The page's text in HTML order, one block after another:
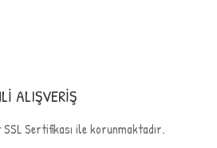
ALIŞVERİŞ
Sertifikası ile korunmaktadır.